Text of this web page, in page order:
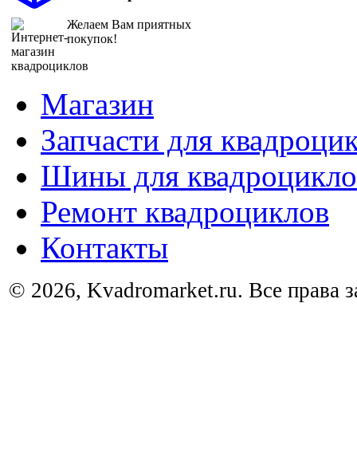
Желаем Вам приятных
покупок!
Магазин
Запчасти для
Шины для
Ремонт квадроциклов
Контакты
© 2026, Kvadromarket.ru. Все права